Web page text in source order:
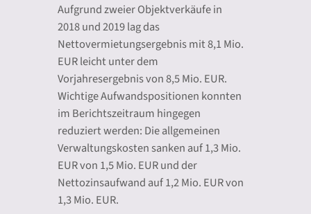
Aufgrund zweier Objektverkäufe in
2018 und 2019 lag das
Nettovermietungsergebnis mit 8,1 Mio.
EUR leicht unter dem
Vorjahresergebnis von 8,5 Mio. EUR.
Wichtige Aufwandspositionen konnten
im Berichtszeitraum hingegen
reduziert werden: Die allgemeinen
Verwaltungskosten sanken auf 1,3 Mio.
EUR von 1,5 Mio. EUR und der
Nettozinsaufwand auf 1,2 Mio. EUR von
1,3 Mio. EUR.